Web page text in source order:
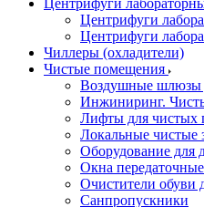
Центрифуги
Центрифуги
Центрифуги
Чиллеры (охладители)
Чистые помещения
Воздушные шлюзы
Инжиниринг.
Лифты для чистых
Локальные чистые
Оборудование для
Окна
Очистители обуви
Санпропускники